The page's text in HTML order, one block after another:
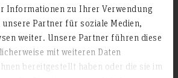
Informationen zu Ihrer Verwendung
Partner für soziale Medien,
weiter. Unsere Partner führen diese
mit weiteren Daten
bereitgestellt haben oder die sie im
Zum Seitenanfang